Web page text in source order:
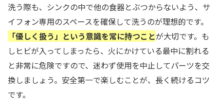
洗う際も、シンクの中で他の食器とぶつからないよう、サ
イフォン専用のスペースを確保して洗うのが理想的です。
「優しく扱う」という意識を常に持つことが大切です。も
しヒビが入ってしまったら、火にかけている最中に割れる
と非常に危険ですので、迷わず使用を中止してパーツを交
換しましょう。安全第一で楽しむことが、長く続けるコツ
です。